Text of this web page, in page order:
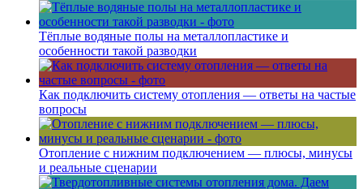
Тёплые водяные полы на металлопластике и
особенности такой разводки
Как подключить систему отопления — ответы на частые
вопросы
Отопление с нижним подключением — плюсы, минусы
и реальные сценарии